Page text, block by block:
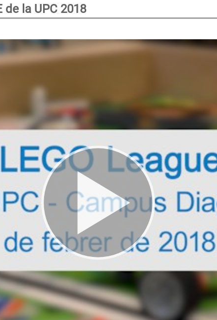
de la UPC 2018